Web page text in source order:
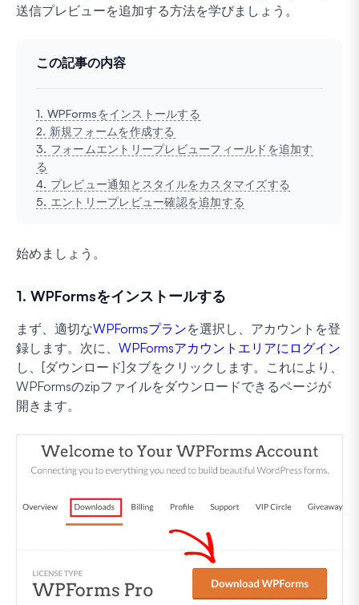
送信プレビューを追加する方法を学びましょう。
この記事の内容
1. WPFormsをインストールする
2. 新規フォームを作成する
3. フォームエントリープレビューフィールドを追加す
る
4. プレビュー通知とスタイルをカスタマイズする
5. エントリープレビュー確認を追加する
始めましょう。
1. WPFormsをインストールする
まず、適切なWPFormsプランを選択し、アカウントを登
録します。次に、 WPFormsアカウントエリアにログイン
し、[ダウンロード]タブをクリックします。これにより、
WPFormsのzipファイルをダウンロードできるページが
開きます。